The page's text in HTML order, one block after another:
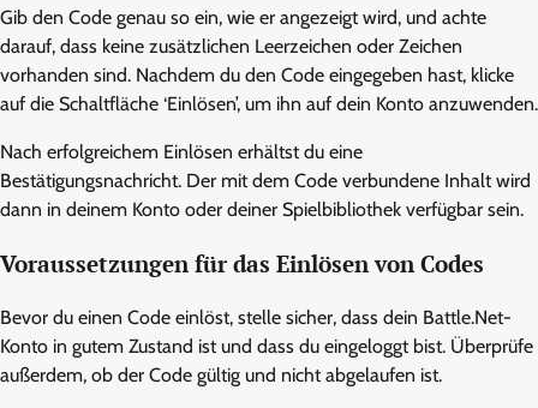
Gib den Code genau so ein, wie er angezeigt wird, und achte
darauf, dass keine zusätzlichen Leerzeichen oder Zeichen
vorhanden sind. Nachdem du den Code eingegeben hast, klicke
auf die Schaltfläche ‘Einlösen’, um ihn auf dein Konto anzuwenden.
Nach erfolgreichem Einlösen erhältst du eine
Bestätigungsnachricht. Der mit dem Code verbundene Inhalt wird
dann in deinem Konto oder deiner Spielbibliothek verfügbar sein.
Voraussetzungen für das Einlösen von Codes
Bevor du einen Code einlöst, stelle sicher, dass dein Battle.Net-
Konto in gutem Zustand ist und dass du eingeloggt bist. Überprüfe
außerdem, ob der Code gültig und nicht abgelaufen ist.